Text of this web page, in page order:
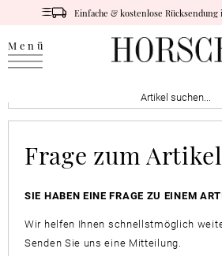
Einfache & kostenlose
Menü
Frage zum Artikel
SIE HABEN EINE FRAGE ZU EINEM
Wir helfen Ihnen schnellstmöglich
Senden Sie uns eine Mitteilung.